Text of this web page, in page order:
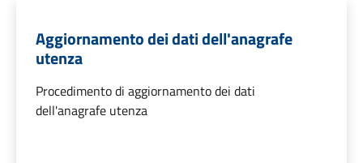
Aggiornamento dei dati dell'anagrafe
utenza
Procedimento di aggiornamento dei dati
dell'anagrafe utenza